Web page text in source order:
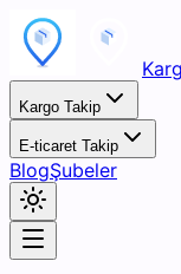
Kargo Takip
E-ticaret Takip
BlogŞubeler